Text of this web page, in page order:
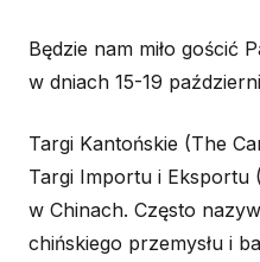
Będzie nam miło gościć
w dniach 15-19
Targi Kantońskie (The
Targi Importu i Eksportu
w Chinach. Często
chińskiego przemysłu i